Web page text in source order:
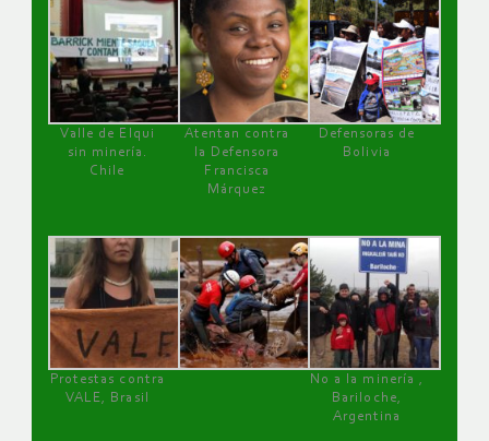
Valle de Elqui
sin minería.
Chile
Atentan contra
la Defensora
Francisca
Márquez
Defensoras de
Bolivia
Protestas contra
VALE, Brasil
No a la minería ,
Bariloche,
Argentina